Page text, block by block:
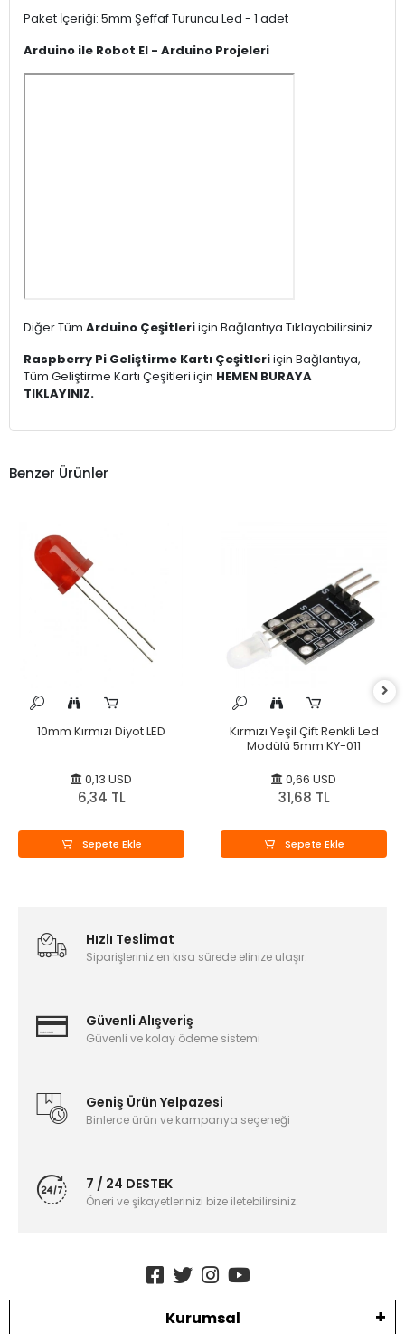
Paket İçeriği: 5mm Şeffaf Turuncu Led - 1 adet
Arduino ile Robot El - Arduino Projeleri
Diğer Tüm Arduino Çeşitleriiçin Bağlantıya Tıklayabilirsiniz.
Raspberry Pi Geliştirme Kartı Çeşitleriiçin Bağlantıya,
Tüm Geliştirme Kartı Çeşitleri için HEMEN BURAYA
TIKLAYINIZ.
Benzer Ürünler
10mm Kırmızı Diyot LED
0,13 USD
6,34 TL
Sepete Ekle
Kırmızı Yeşil Çift Renkli Led
Modülü 5mm KY-011
0,66 USD
31,68 TL
Sepete Ekle
Hızlı Teslimat
Siparişleriniz en kısa sürede elinize ulaşır.
Güvenli Alışveriş
Güvenli ve kolay ödeme sistemi
Geniş Ürün Yelpazesi
Binlerce ürün ve kampanya seçeneği
7 / 24 DESTEK
Öneri ve şikayetlerinizi bize iletebilirsiniz.
Kurumsal